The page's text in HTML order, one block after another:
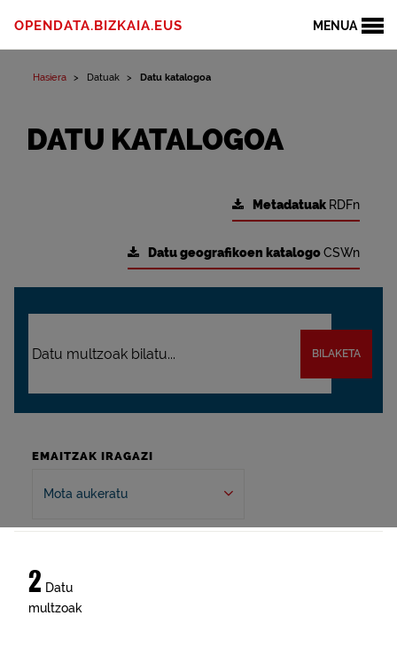
MENUA
OPENDATA.BIZKAIA.EUS
Hasiera Datuak Datu katalogoa
DATU KATALOGOA
Metadatuak RDFn
Datu geografikoen katalogoCSWn
BILAKETA
EMAITZAK IRAGAZI
Mota aukeratu
2 Datu
multzoak